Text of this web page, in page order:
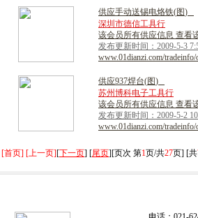
供应手动送锡电烙铁(图)
深圳市德信工具行
该会员所有供应信息 查看
发布更新时间：2009-5-3
www.01dianzi.com/
供应937焊台(图)
苏州博科电子工具行
该会员所有供应信息 查看
发布更新时间：2009-5-2
www.01dianzi.com/
[首页] [上一页][下一页] [尾页][页次 第1页/共27页] [共